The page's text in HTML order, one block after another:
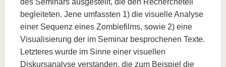
des Seminars ausgestellt, die den Rechercheteil
begleiteten. Jene umfassten 1) die visuelle Analyse
einer Sequenz eines Zombiefilms, sowie 2) eine
Visualisierung der im Seminar besprochenen Texte.
Letzteres wurde im Sinne einer visuellen
Diskursanalyse verstanden, die zum Beispiel die